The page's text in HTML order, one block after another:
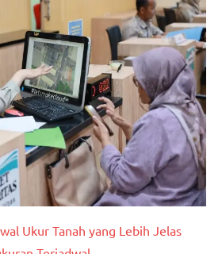
Ukur Tanah yang Lebih Jelas